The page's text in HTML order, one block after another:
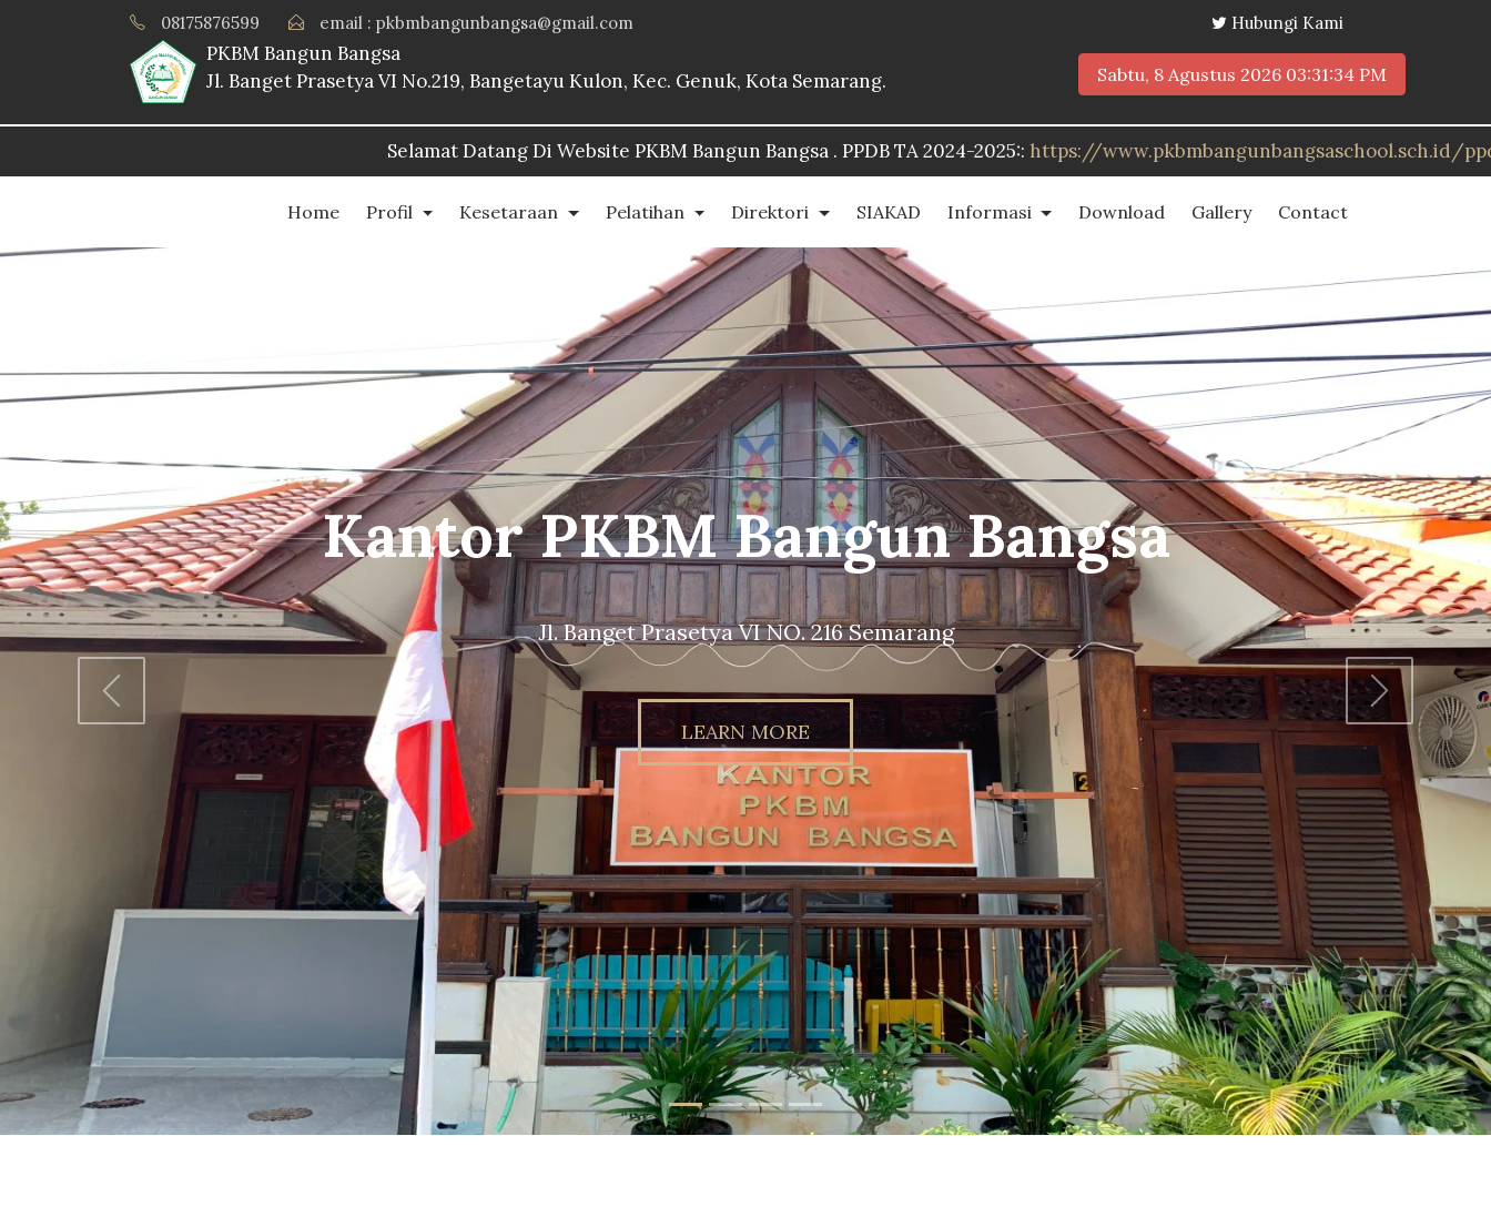
08175876599 email : pkbmbangunbangsa@gmail.com Hubungi Kami
PKBM Bangun Bangsa
Jl. Banget Prasetya VI No.219, Bangetayu Kulon, Kec. Genuk, Kota Semarang.
Sabtu, 8 Agustus 2026 03:31:36 PM
Selamat Datang Di Website PKBM Bangun Bangsa . PPDB TA 2024-2025::https://www.pkbmbangunbangsaschool.sch.id/ppdb
Home Profil Kesetaraan Pelatihan Direktori SIAKAD Informasi Download Gallery Contact
Gedung Sekolah PKBM Bangun
Bangsa
www.pkbmbangunbangsaschool.sch.id // Instagram : @pkbmbangunbangsa
LEARN MORE
Previous Next